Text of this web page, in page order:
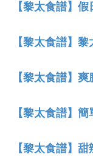
【黎太食譜】
【黎太食譜】
【黎太食譜】
【黎太食譜】
【黎太食譜】